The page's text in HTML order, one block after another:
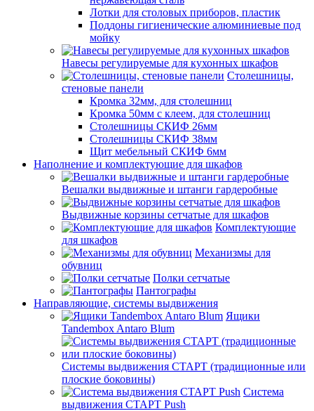
Лотки для столовых приборов, пластик
Поддоны гигиенические алюминиевые под
мойку
Навесы регулируемые для кухонных шкафов
Столешницы,
стеновые панели
Кромка 32мм, для столешниц
Кромка 50мм с клеем, для столешниц
Столешницы СКИФ 26мм
Столешницы СКИФ 38мм
Щит мебельный СКИФ 6мм
Наполнение и комплектующие для шкафов
Вешалки выдвижные и штанги гардеробные
Выдвижные корзины сетчатые для шкафов
Комплектующие
для шкафов
Механизмы для
обувниц
Полки сетчатые
Пантографы
Направляющие, системы выдвижения
Ящики
Tandembox Antaro Blum
Системы выдвижения СТАРТ (традиционные или
плоские боковины)
Система
выдвижения СТАРТ Push